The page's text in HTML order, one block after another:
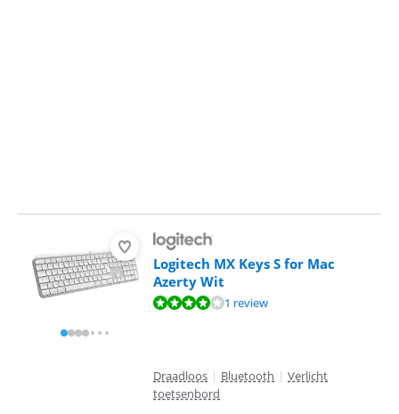
Logitech MX Keys S for Mac
Azerty Wit
Beoordeling is 8,0 van de 10, gebaseerd op 1 review.
1 review
Draadloos | Bluetooth | Verlicht
toetsenbord